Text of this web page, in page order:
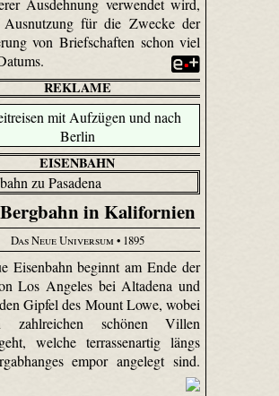
Ausdehnung verwendet wird,
für die Zwecke der
von Briefschaften schon viel
REKLAME
EISENBAHN
in Kalifornien
Das Neue Universum • 1895
Eisenbahn beginnt am Ende der
Los Angeles bei Altadena und
Gipfel des Mount Lowe, wobei
schönen Villen
welche terrassenartig längs
empor angelegt sind.